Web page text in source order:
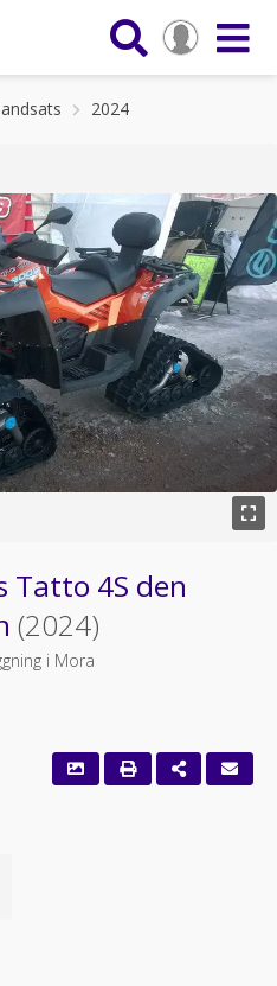
2024
Tatto 4S den
(2024)
i Mora